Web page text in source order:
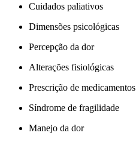
Cuidados paliativos
Dimensões psicológicas
Percepção da dor
Alterações fisiológicas
Prescrição de medicamentos
Síndrome de fragilidade
Manejo da dor